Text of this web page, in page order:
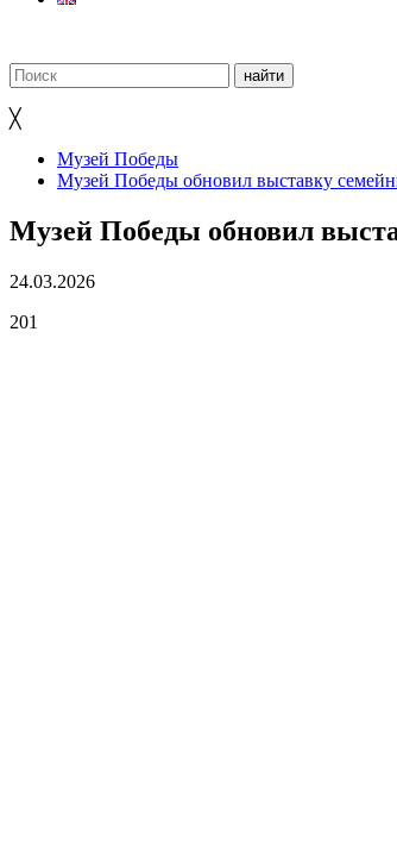
╳
Музей Победы
Музей Победы обновил выставку
Музей Победы обновил
24.03.2026
201